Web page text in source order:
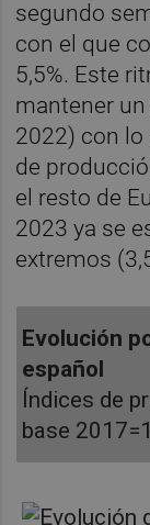
segundo
con el que
5,5%. Este
mantener un
2022) con lo
de
el resto de
2023 ya se
extremos
Evolución
español
Índices de
base